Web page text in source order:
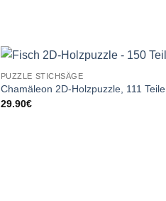
PUZZLE STICHSÄGE
Chamäleon 2D-Holzpuzzle, 111 Teile
29.90€